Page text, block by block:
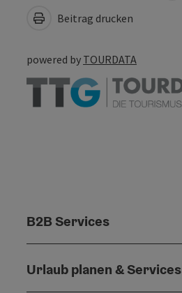
Beitrag drucken
powered by TOURDATA
B2B Services
Urlaub planen & Services